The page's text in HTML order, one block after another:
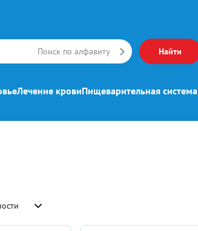
Поиск по алфавиту Найти
Лечение кровиПищеварительная система